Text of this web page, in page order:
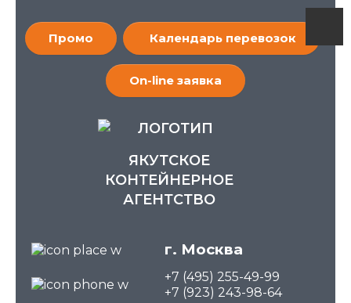
Промо Календарь перевозок
On-line заявка
ЯКУТСКОЕ
КОНТЕЙНЕРНОЕ
АГЕНТСТВО
г. Москва
+7 (495) 255-49-99
+7 (923) 243-98-64